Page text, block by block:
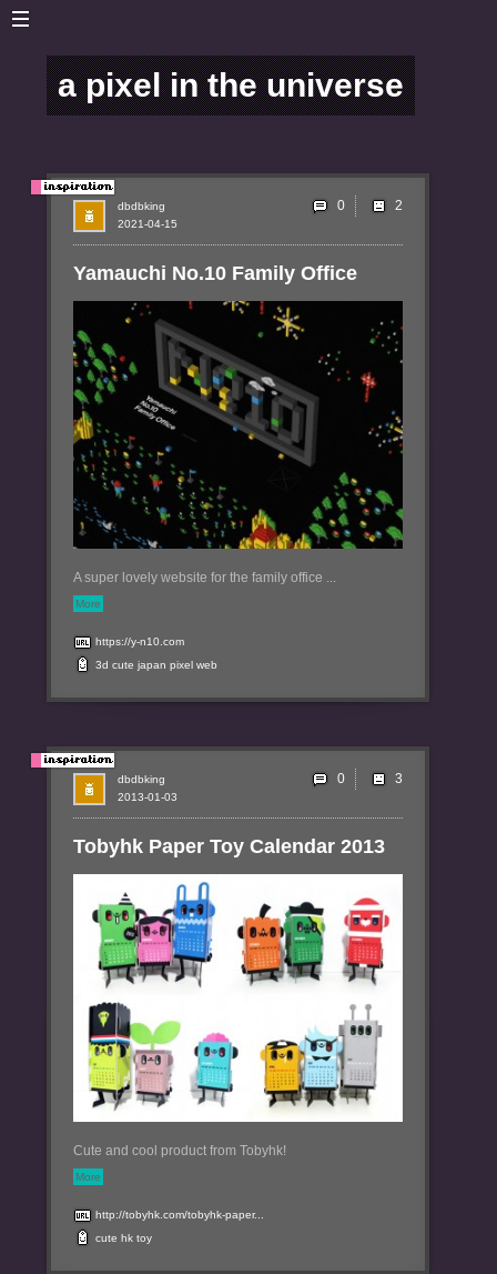
a pixel in the universe
Yamauchi No.10 Family Office
A super lovely website for the family office ...
More
https://y-n10.com
3d cute japan pixel web
2021-04-15
dbdbking 0
Tobyhk Paper Toy Calendar 2013
Cute and cool product from Tobyhk!
More
http://tobyhk.com/tobyhk-paper...
cute hk toy
2013-01-03
dbdbking 0